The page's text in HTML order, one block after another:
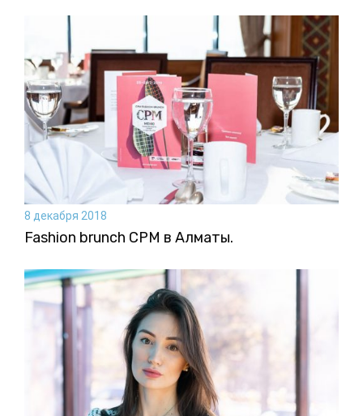
8 декабря 2018
Fashion brunch CPM в Алматы.